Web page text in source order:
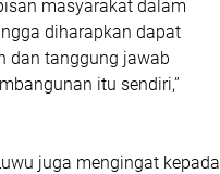
masyarakat dalam
diharapkan dapat
dan tanggung jawab
itu sendiri,”
juga mengingat kepada